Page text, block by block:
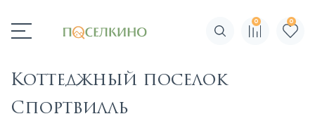
Поиск по сайту
0 0
Коттеджный поселок
Спортвилль